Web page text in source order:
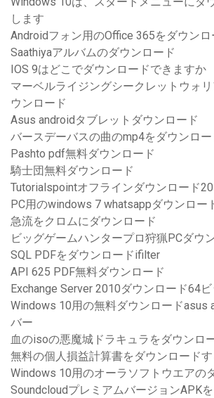
します
Androidフォン用のOffice 365をダウンロ
Saathiyaアルバムのダウンロード
IOS 9はどこでダウンロードできますか
マーベルライジングシークレットウォ
ウンロード
Asus androidタブレットダウンロード
バースデーバスの曲のmp4をダウンロー
Pashto pdf無料ダウンロード
騎士団無料ダウンロード
Tutorialspointオフラインダウンロード
PC用のwindows 7 whatsappダウンロー
急流をクロムにダウンロード
ビッグゲームハンタープロ狩猟PCダウ
SQL PDFをダウンロードifilter
API 625 PDF無料ダウンロード
Exchange Server 2010ダウンロード64
Windows 10用の無料ダウンロードasus
バー
血のisoの悪魔城ドラキュラをダウンロ
無料の個人損益計算書をダウンロードす
Windows 10用のオーラソフトウエアの
SoundcloudプレミアムバージョンAPK